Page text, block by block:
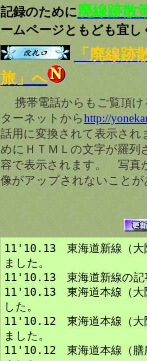
記録のために廃線跡散
ームページともども宜
「廃線跡
旅」へ
携帯電話からもご覧頂け
ターネットからhttp://
話用に変換されて表示され
めにＨＴＭＬの文字が羅
容で表示されます。 写真
像がアップされないこと